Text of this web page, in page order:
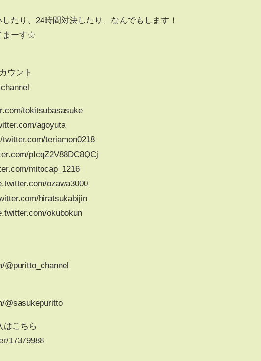
たり、24時間対決したり、なんでもします！
まーす☆
ウント
tokitsubasasuke
agoyuta
teriamon0218
pIcqZ2V88DC8QCj
mitocap_1216
ozawa3000
hiratsukabijin
okubokun
@puritto_channel
@sasukepuritto
はこちら
17379988